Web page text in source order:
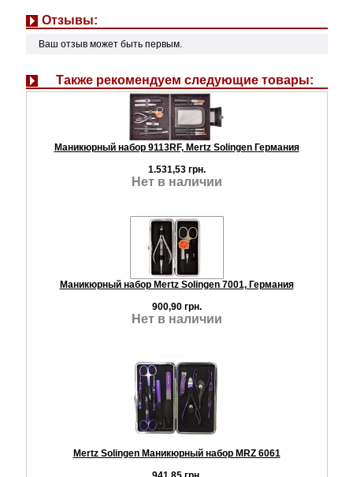
Отзывы:
Ваш отзыв может быть первым.
Также рекомендуем следующие товары:
Маникюрный набор 9113RF, Mertz Solingen Германия
1.531,53 грн.
Нет в наличии
Маникюрный набор Mertz Solingen 7001, Германия
900,90 грн.
Нет в наличии
Mertz Solingen Маникюрный набор MRZ 6061